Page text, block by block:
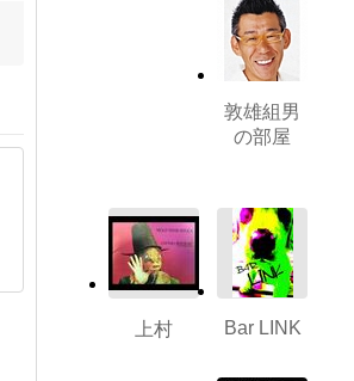
敦雄組男
の部屋
上村 Bar LINK